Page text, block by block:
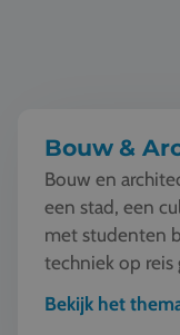
Bouw &
Bouw en
een stad, een
met studenten
techniek op reis
iconische...
Bekijk het